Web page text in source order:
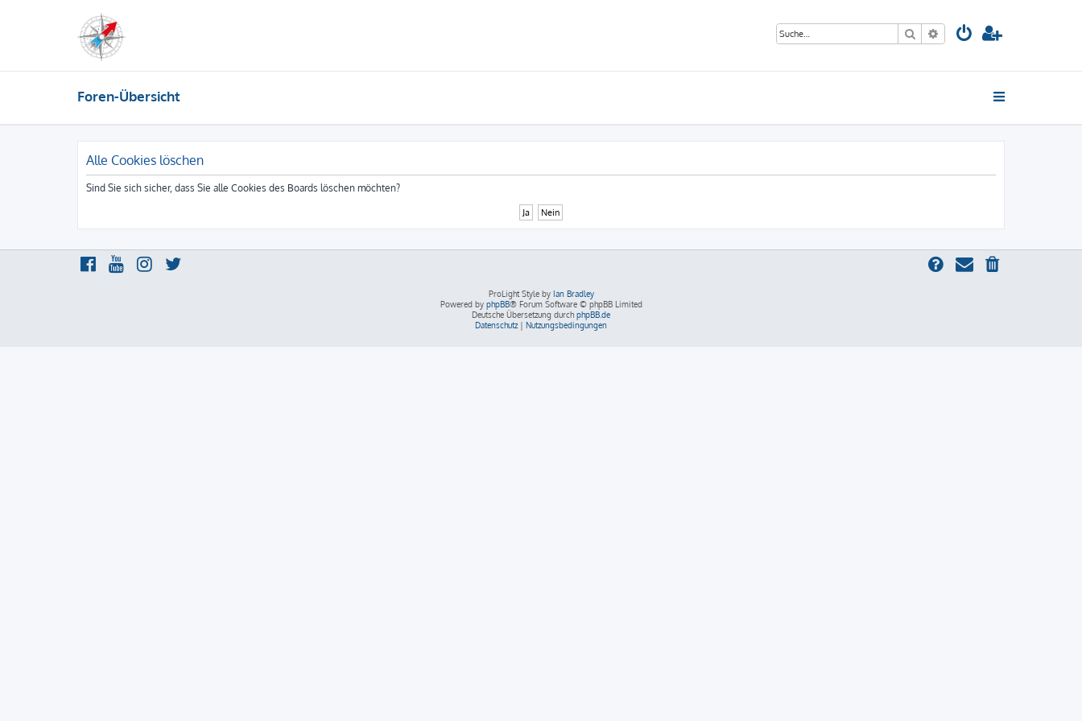
Suche Erweiterte Suche
Foren-Übersicht
Alle Cookies löschen
Sind Sie sich sicher, dass Sie alle Cookies des Boards löschen möchten?
ProLight Style by Ian Bradley
Powered by phpBB® Forum Software © phpBB Limited
Deutsche Übersetzung durch phpBB.de
Datenschutz | Nutzungsbedingungen